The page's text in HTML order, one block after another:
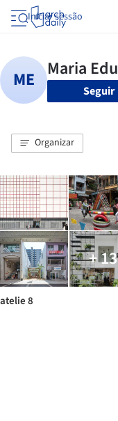
Iniciar sessão
Seguir
Organizar
+ 13
atelie 8